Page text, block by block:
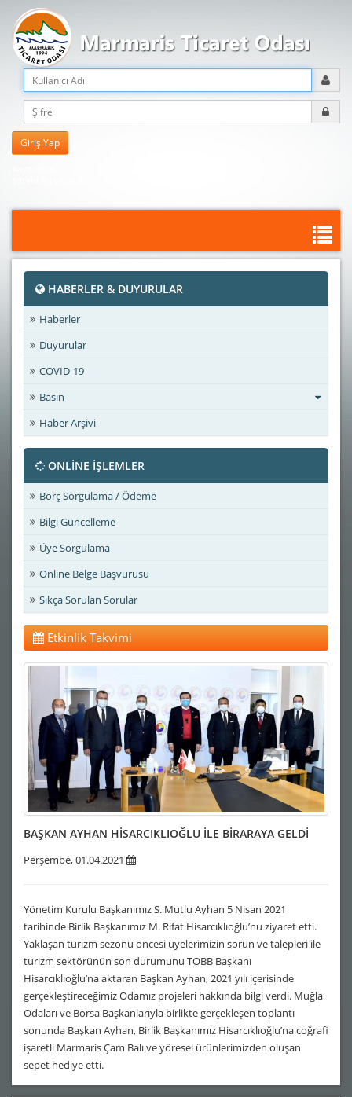
HABERLER & DUYURULAR
Haberler
Duyurular
COVID-19
Basın
Haber Arşivi
ONLİNE İŞLEMLER
Borç Sorgulama / Ödeme
Bilgi Güncelleme
Üye Sorgulama
Online Belge Başvurusu
Sıkça Sorulan Sorular
Etkinlik Takvimi
BAŞKAN AYHAN HİSARCIKLIOĞLU İLE BİRARAYA GELDİ
Perşembe, 01.04.2021
Yönetim Kurulu Başkanımız S. Mutlu Ayhan 5 Nisan 2021
tarihinde Birlik Başkanımız M. Rifat Hisarcıklıoğlu’nu ziyaret etti.
Yaklaşan turizm sezonu öncesi üyelerimizin sorun ve talepleri ile
turizm sektörünün son durumunu TOBB Başkanı
Hisarcıklıoğlu’na aktaran Başkan Ayhan, 2021 yılı içerisinde
gerçekleştireceğimiz Odamız projeleri hakkında bilgi verdi. Muğla
Odaları ve Borsa Başkanlarıyla birlikte gerçekleşen toplantı
sonunda Başkan Ayhan, Birlik Başkanımız Hisarcıklıoğlu’na coğrafi
işaretli Marmaris Çam Balı ve yöresel ürünlerimizden oluşan
sepet hediye etti.